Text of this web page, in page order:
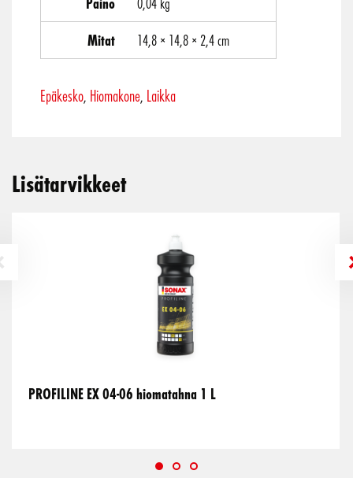
Mitat
14,8 × 14,8 × 2,4 cm
Epäkesko, Hiomakone, Laikka
Lisätarvikkeet
PROFILINE EX 04-06 hiomatahna 1 L